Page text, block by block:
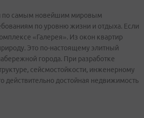
по самым новейшим мировым
по уровню жизни и отдыха. Если
«Галерея». Из окон квартир
Это по-настоящему элитный
города. При разработке
сейсмостойкости, инженерному
действительно достойная недвижимость